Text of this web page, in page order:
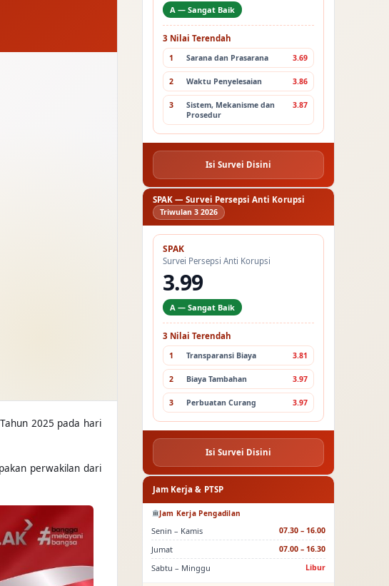
2025 pada hari
perwakilan dari
A — Sangat Baik
3 Nilai Terendah
1 Sarana dan Prasarana 3.69
2 Waktu Penyelesaian 3.86
3
Sistem, Mekanisme dan
Prosedur
3.87
Isi Survei Disini
SPAK — Survei Persepsi Anti Korupsi
Triwulan 3 2026
SPAK
Survei Persepsi Anti Korupsi
3.99
A — Sangat Baik
3 Nilai Terendah
1 Transparansi Biaya 3.81
2 Biaya Tambahan 3.97
3 Perbuatan Curang 3.97
Isi Survei Disini
Jam Kerja & PTSP
Jam Kerja Pengadilan
Senin – Kamis 07.30 – 16.00
Jumat 07.00 – 16.30
Sabtu – Minggu Libur